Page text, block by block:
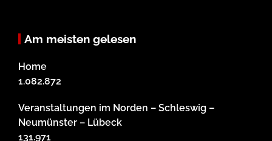
Am meisten gelesen
Home
1.082.872
Veranstaltungen im Norden – Schleswig –
Neumünster – Lübeck
131.971